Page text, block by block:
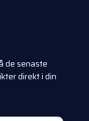
de senaste
direkt i din